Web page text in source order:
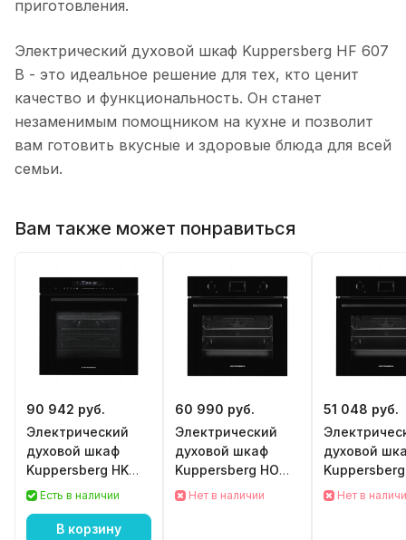
приготовления.
Электрический духовой шкаф Kuppersberg HF 607
B - это идеальное решение для тех, кто ценит
качество и функциональность. Он станет
незаменимым помощником на кухне и позволит
вам готовить вкусные и здоровые блюда для всей
семьи.
Вам также может понравиться
90 942 руб.
Электрический
духовой шкаф
Kuppersberg HK
616 Black с
Есть в наличии
В корзину
60 990 руб.
Электрический
духовой шкаф
Kuppersberg HO
692 BНет в наличии
51 048 руб.
духовой
652 BНет в